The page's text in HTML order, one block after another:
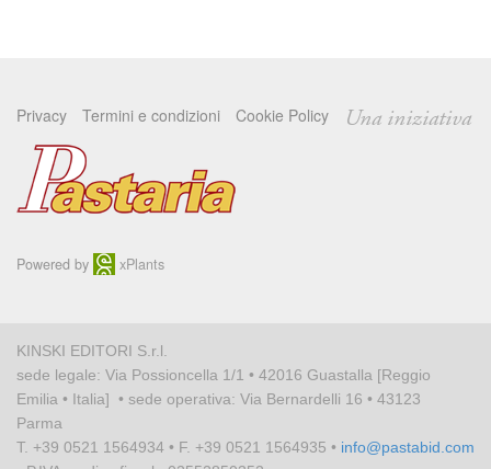
Privacy Termini e condizioni Cookie Policy Una iniziativa
Powered by xPlants
KINSKI EDITORI S.r.l.
sede legale: Via Possioncella 1/1 • 42016 Guastalla [Reggio
Emilia • Italia] • sede operativa: Via Bernardelli 16 • 43123
Parma
T. +39 0521 1564934 • F. +39 0521 1564935 • info@pastabid.com